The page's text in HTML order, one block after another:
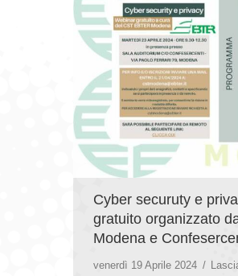
Cyber securuty e
gratuito organizzato
Modena e
venerdì 19 Aprile 2024